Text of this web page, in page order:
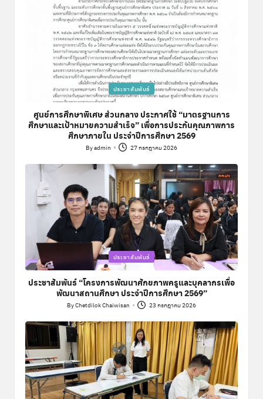
Posted
ประชาสัมพันธ์
ศูนย์การศึกษาพิเศษ ส่วนกลาง ประกาศใช้ “มาตรฐานการ
ศึกษาและเป้าหมายความสำเร็จ” เพื่อการประกันคุณภาพการ
ศึกษาภายใน ประจำปีการศึกษา 2569
Posted
by
Byadmin 27 กรกฎาคม 2026
Posted
in
ประชาสัมพันธ์
ประชาสัมพันธ์ “โครงการพัฒนาศักยภาพครูและบุคลากรเพื่อ
พัฒนาสถานศึกษา ประจำปีการศึกษา 2569”
Posted
by
ByChetdilok Chaiwisan 23 กรกฎาคม 2026